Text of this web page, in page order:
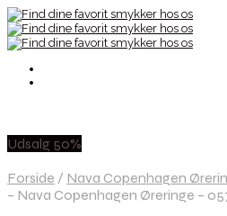
Udsalg 50%
Forside / Nava Copenhagen
– Nava Copenhagen Øreringe –